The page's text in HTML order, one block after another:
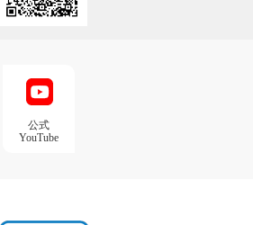
公式
YouTube